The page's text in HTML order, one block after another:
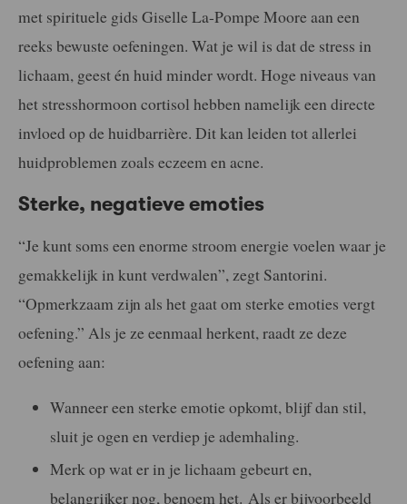
met spirituele gids Giselle La-Pompe Moore aan een
reeks bewuste oefeningen. Wat je wil is dat de stress in
lichaam, geest én huid minder wordt. Hoge niveaus van
het stresshormoon cortisol hebben namelijk een directe
invloed op de huidbarrière. Dit kan leiden tot allerlei
huidproblemen zoals eczeem en acne.
Sterke, negatieve emoties
“Je kunt soms een enorme stroom energie voelen waar je
gemakkelijk in kunt verdwalen”, zegt Santorini.
“Opmerkzaam zijn als het gaat om sterke emoties vergt
oefening.” Als je ze eenmaal herkent, raadt ze deze
oefening aan:
Wanneer een sterke emotie opkomt, blijf dan stil,
sluit je ogen en verdiep je ademhaling.
Merk op wat er in je lichaam gebeurt en,
belangrijker nog, benoem het. Als er bijvoorbeeld